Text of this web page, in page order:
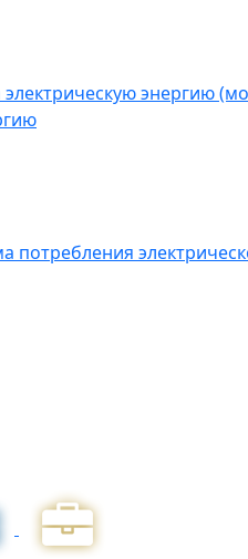
энергию
потребления